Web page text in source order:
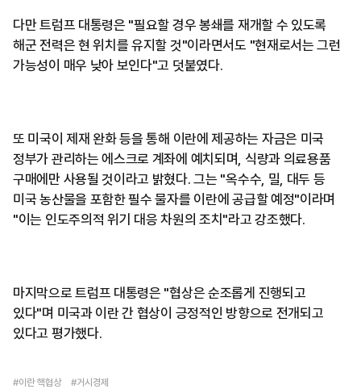
다만 트럼프 대통령은 "필요할 경우 봉쇄를 재개할 수 있도록
해군 전력은 현 위치를 유지할 것"이라면서도 "현재로서는 그런
가능성이 매우 낮아 보인다"고 덧붙였다.
또 미국이 제재 완화 등을 통해 이란에 제공하는 자금은 미국
정부가 관리하는 에스크로 계좌에 예치되며, 식량과 의료용품
구매에만 사용될 것이라고 밝혔다. 그는 "옥수수, 밀, 대두 등
미국 농산물을 포함한 필수 물자를 이란에 공급할 예정"이라며
"이는 인도주의적 위기 대응 차원의 조치"라고 강조했다.
마지막으로 트럼프 대통령은 "협상은 순조롭게 진행되고
있다"며 미국과 이란 간 협상이 긍정적인 방향으로 전개되고
있다고 평가했다.
#이란 핵협상 #거시경제